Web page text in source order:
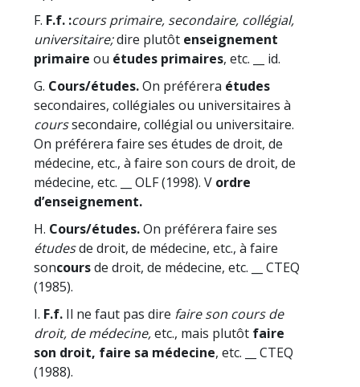
F. F.f. :cours primaire, secondaire, collégial,
universitaire;dire plutôt enseignement
primaire ou études primaires, etc. __ id.
G. Cours/études.On préférera études
secondaires, collégiales ou universitaires à
courssecondaire, collégial ou universitaire.
On préférera faire ses études de droit, de
médecine, etc., à faire son cours de droit, de
médecine, etc. __ OLF (1998). V ordre
d’enseignement.
H. Cours/études.On préférera faire ses
étudesde droit, de médecine, etc., à faire
soncoursde droit, de médecine, etc. __ CTEQ
(1985).
I. F.f. Il ne faut pas dire faire son cours de
droit, de médecine,etc., mais plutôt faire
son droit, faire sa médecine, etc. __ CTEQ
(1988).